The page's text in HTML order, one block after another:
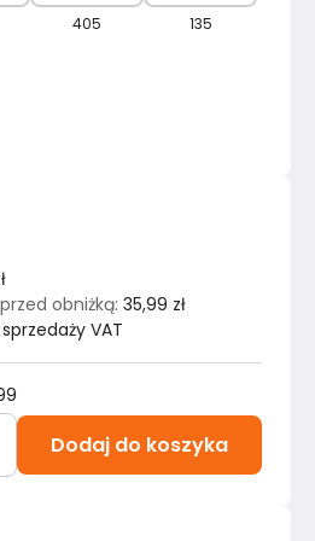
obniżką: 35,99 zł
VAT
Dodaj do koszyka
405 135